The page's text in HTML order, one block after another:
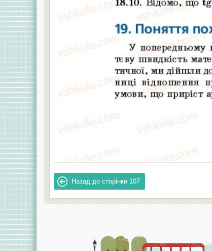
Назад до сторінки 107